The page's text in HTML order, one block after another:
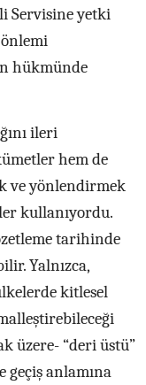
Servisine yetki
hükmünde
ileri
hem de
ve yönlendirmek
kullanıyordu.
tarihinde
Yalnızca,
kitlesel
üzere- “deri üstü”
geçiş anlamına